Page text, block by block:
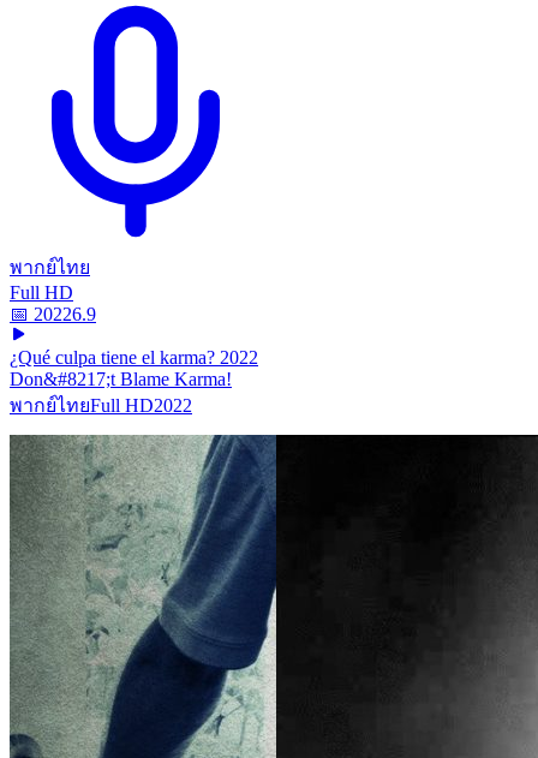
พากย์ไทย
Full HD
📅 20226.9
¿Qué culpa tiene el karma? 2022
Don&#8217;t Blame Karma!
พากย์ไทยFull HD2022